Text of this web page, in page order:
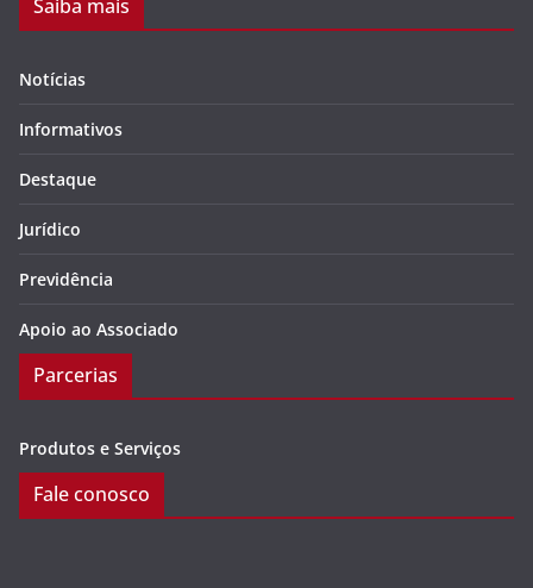
Saiba mais
Notícias
Informativos
Destaque
Jurídico
Previdência
Apoio ao Associado
Parcerias
Produtos e Serviços
Fale conosco